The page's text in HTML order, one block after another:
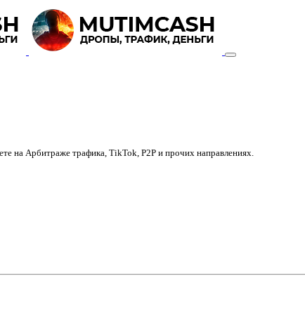
на Арбитраже трафика, TikTok, P2P и прочих направлениях.